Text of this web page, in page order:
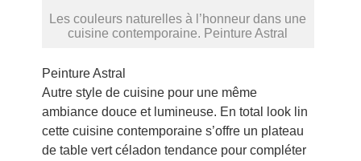
Les couleurs naturelles à l’honneur dans une
cuisine contemporaine. Peinture Astral
Peinture Astral
Autre style de cuisine pour une même
ambiance douce et lumineuse. En total look lin
cette cuisine contemporaine s’offre un plateau
de table vert céladon tendance pour compléter